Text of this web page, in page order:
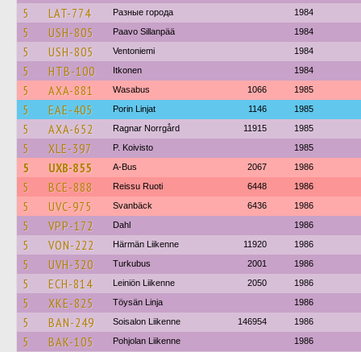
5 LAT-774 Разные города 1984
5 USH-805 Paavo Sillanpää 1984
5 USH-805 Ventoniemi 1984
5 HTB-100 Itkonen 1984
5 AXA-881 Wasabus 1066 1985
5 EAE-405 Porin Linjat 1146 1985
5 AXA-652 Ragnar Norrgård 11915 1985
5 XLE-397 P. Koivisto 1985
5 UXB-855 A-Bus 2067 1986
5 BCE-888 Reissu Ruoti 6448 1986
5 UVC-975 Svanbäck 6436 1986
5 VPP-172 Dahl 1986
5 VON-222 Härmän Liikenne 11920 1986
5 UVH-320 Turkubus 2001 1986
5 ECH-814 Leiniön Liikenne 2050 1986
5 XKE-825 Töysän Linja 1986
5 BAN-249 Soisalon Liikenne 146954 1986
5 BAK-105 Pohjolan Liikenne 1986